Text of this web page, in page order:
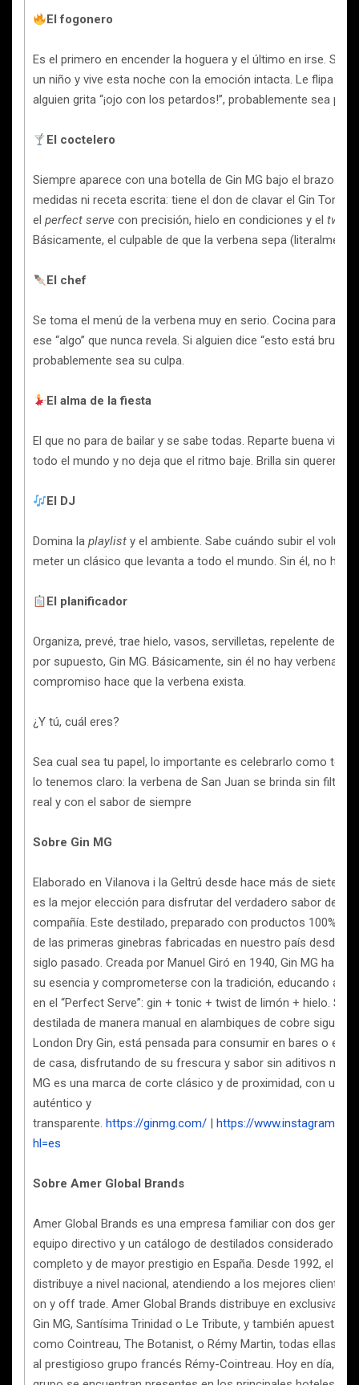
El fogonero
Es el primero en encender la hoguera y el último en irse. Se
un niño y vive esta noche con la emoción intacta. Le flipa la
alguien grita “¡ojo con los petardos!”, probablemente sea por
El coctelero
Siempre aparece con una botella de Gin MG bajo el brazo.
medidas ni receta escrita: tiene el don de clavar el Gin Tonic
el perfect serve con precisión, hielo en condiciones y el twist
Básicamente, el culpable de que la verbena sepa
El chef
Se toma el menú de la verbena muy en serio. Cocina para su
ese “algo” que nunca revela. Si alguien dice “esto está brutal”,
probablemente sea su culpa.
El alma de la fiesta
El que no para de bailar y se sabe todas. Reparte buena
todo el mundo y no deja que el ritmo baje. Brilla sin quererlo.
El DJ
Domina la playlist y el ambiente. Sabe cuándo subir el
meter un clásico que levanta a todo el mundo. Sin él, no hay
El planificador
Organiza, prevé, trae hielo, vasos, servilletas, repelente de
por supuesto, Gin MG. Básicamente, sin él no hay verbena.
compromiso hace que la verbena exista.
¿Y tú, cuál eres?
Sea cual sea tu papel, lo importante es celebrarlo como toca.
lo tenemos claro: la verbena de San Juan se brinda sin
real y con el sabor de siempre
Sobre Gin MG
Elaborado en Vilanova i la Geltrú desde hace más de siete
es la mejor elección para disfrutar del verdadero sabor de un
compañía. Este destilado, preparado con productos 100%
de las primeras ginebras fabricadas en nuestro país desde
siglo pasado. Creada por Manuel Giró en 1940, Gin MG ha
su esencia y comprometerse con la tradición, educando así
en el “Perfect Serve”: gin + tonic + twist de limón + hielo. Su
destilada de manera manual en alambiques de cobre
London Dry Gin, está pensada para consumir en bares o en
de casa, disfrutando de su frescura y sabor sin aditivos ni
MG es una marca de corte clásico y de proximidad, con un
auténtico y
transparente. https://ginmg.com/ | https://
hl=es
Sobre Amer Global Brands
Amer Global Brands es una empresa familiar con dos
equipo directivo y un catálogo de destilados considerado
completo y de mayor prestigio en España. Desde 1992, el
distribuye a nivel nacional, atendiendo a los mejores clientes
on y off trade. Amer Global Brands distribuye en exclusiva
Gin MG, Santísima Trinidad o Le Tribute, y también apuesta
como Cointreau, The Botanist, o Rémy Martin, todas ellas
al prestigioso grupo francés Rémy-Cointreau. Hoy en día, las